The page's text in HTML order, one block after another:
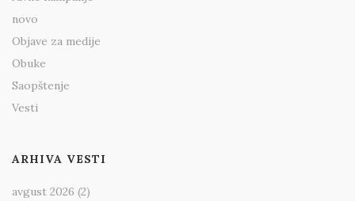
novo
Objave za medije
Obuke
Saopštenje
Vesti
ARHIVA VESTI
avgust 2026 (2)